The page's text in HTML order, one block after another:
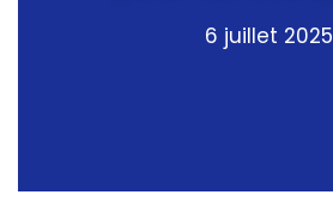
6 juillet 2025